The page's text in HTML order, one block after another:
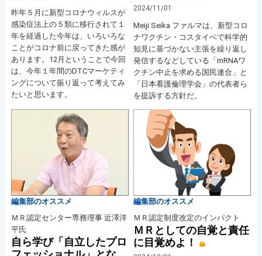
昨年５月に新型コロナウィルスが
感染症法上の５類に移行されて１
年を経過した今年は、いろいろな
ことがコロナ前に戻ってきた感が
あります。12月ということで今回
は、今年１年間のDTCマーケティ
ングについて振り返って考えてみ
たいと思います。
2024/11/01
Meiji Seika ファルマは、新型コロ
ナワクチン・コスタイベで科学的
知見に基づかない主張を繰り返し
発信するなどしている「mRNAワ
クチン中止を求める国民連合」と
「日本看護倫理学会」の代表者ら
を提訴する方針だ。
編集部のオススメ
ＭＲ認定センター専務理事 近澤洋
平氏
自ら学び「自立したプロ
編集部のオススメ
ＭＲ認定制度改定のインパクト
ＭＲとしての自覚と責任
に目覚めよ！